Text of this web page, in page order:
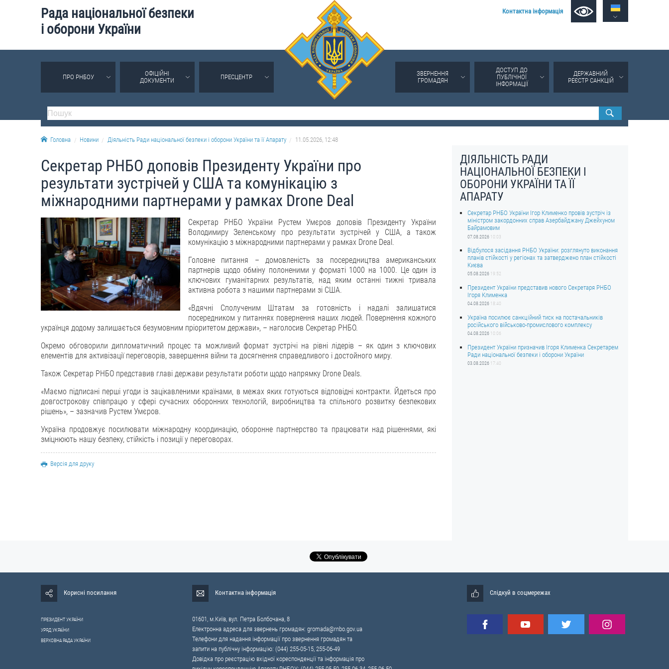
Рада національної безпеки
і оборони України
Контактна інформація
ПРО РНБОУ
ОФІЦІЙНІ
ДОКУМЕНТИ
ПРЕСЦЕНТР
ЗВЕРНЕННЯ
ГРОМАДЯН
ДОСТУП ДО
ПУБЛІЧНОЇ
ІНФОРМАЦІЇ
ДЕРЖАВНИЙ
РЕЄСТР САНКЦІЙ
Головна Новини Діяльність Ради національної безпеки і оборони України та її Апарату 11.05.2026, 12:48
Секретар РНБО доповів Президенту України про
результати зустрічей у США та комунікацію з
міжнародними партнерами у рамках Drone Deal
Секретар РНБО України Рустем Умєров доповів Президенту України
Володимиру Зеленському про результати зустрічей у США, а також
комунікацію з міжнародними партнерами у рамках Drone Deal.
Головне питання – домовленість за посередництва американських
партнерів щодо обміну полоненими у форматі 1000 на 1000. Це один із
ключових гуманітарних результатів, над яким останні тижні тривала
активна робота з нашими партнерами зі США.
«Вдячні Сполученим Штатам за готовність і надалі залишатися
посередником у питаннях повернення наших людей. Повернення кожного
українця додому залишається безумовним пріоритетом держави», – наголосив Секретар РНБО.
Окремо обговорили дипломатичний процес та можливий формат зустрічі на рівні лідерів – як один з ключових
елементів для активізації переговорів, завершення війни та досягнення справедливого і достойного миру.
Також Секретар РНБО представив главі держави результати роботи щодо напрямку Drone Deals.
«Маємо підписані перші угоди із зацікавленими країнами, в межах яких готуються відповідні контракти. Йдеться про
довгострокову співпрацю у сфері сучасних оборонних технологій, виробництва та спільного розвитку безпекових
рішень», – зазначив Рустем Умєров.
Україна продовжує посилювати міжнародну координацію, оборонне партнерство та працювати над рішеннями, які
зміцнюють нашу безпеку, стійкість і позиції у переговорах.
Версія для друку
ДІЯЛЬНІСТЬ РАДИ
НАЦІОНАЛЬНОЇ БЕЗПЕКИ І
ОБОРОНИ УКРАЇНИ ТА ЇЇ
АПАРАТУ
Секретар РНБО України Ігор Клименко провів зустріч із
міністром закордонних справ Азербайджану Джейхуном
Байрамовим
07.08.2026 10:03
Відбулося засідання РНБО України: розглянуто виконання
планів стійкості у регіонах та затверджено план стійкості
Києва
05.08.2026 19:52
Президент України представив нового Секретаря РНБО
Ігоря Клименка
04.08.2026 18:40
Україна посилює санкційний тиск на постачальників
російського військово-промислового комплексу
04.08.2026 10:06
Президент України призначив Ігоря Клименка Секретарем
Ради національної безпеки і оборони України
03.08.2026 17:40
Корисні посилання
ПРЕЗИДЕНТ УКРАЇНИ
УРЯД УКРАЇНИ
ВЕРХОВНА РАДА УКРАЇНИ
Контактна інформація
01601, м.Київ, вул. Петра Болбочана, 8
Електронна адреса для звернень громадян: gromada@rnbo.gov.ua
Телефони для надання інформації про звернення громадян та
запити на публічну інформацію: (044) 255-05-15, 255-06-49
Довідка про реєстрацію вхідної кореспонденції та інформація про
Слідкуй в соцмережах